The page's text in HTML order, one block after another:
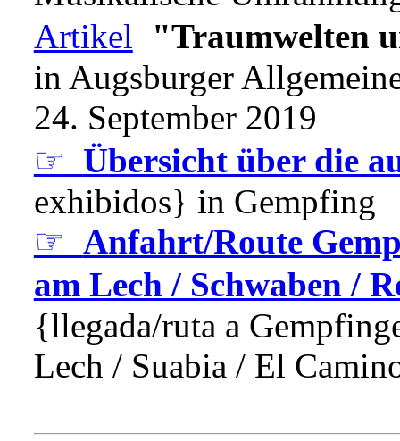
Artikel
"Traumwelten
in Augsburger
24. September 2019
☞ Übersicht über die
exhibidos} in Gempfing
☞ Anfahrt/Route
am Lech / Schwaben /
{llegada/ruta a
Lech / Suabia / El